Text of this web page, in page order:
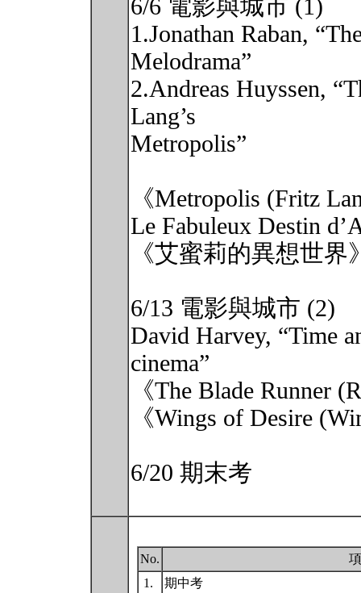
6/6 電影與城市 (1)
1.Jonathan Raban,
Melodrama”
2.Andreas Huyssen,
Lang’s
Metropolis”
《Metropolis (Fritz
Le Fabuleux Destin
《艾蜜莉的異想世界
6/13 電影與城市 (2)
David Harvey, “Time
cinema”
《The Blade Runner
《Wings of Desire
6/20 期末考
No.
1.
期中考